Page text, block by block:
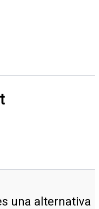
una alternativa